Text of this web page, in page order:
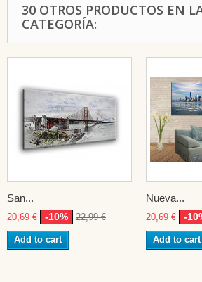
30 OTROS PRODUCTOS EN
CATEGORÍA:
San...
20,69 € -10% 22,99 €
Add to cart
Nueva...
20,69 € -
Add to cart